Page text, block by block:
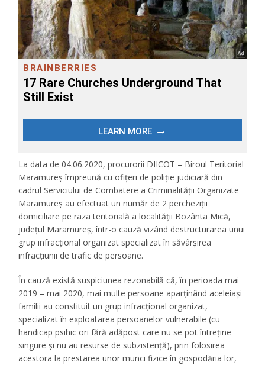
La data de 04.06.2020, procurorii DIICOT – Biroul Teritorial
Maramureş împreună cu ofițeri de poliţie judiciară din
cadrul Serviciului de Combatere a Criminalităţii Organizate
Maramureş au efectuat un număr de 2 percheziţii
domiciliare pe raza teritorială a localității Bozânta Mică,
județul Maramureș, într-o cauză vizând destructurarea unui
grup infracţional organizat specializat în săvârşirea
infracţiunii de trafic de persoane.
În cauză există suspiciunea rezonabilă că, în perioada mai
2019 – mai 2020, mai multe persoane aparţinând aceleiaşi
familii au constituit un grup infracţional organizat,
specializat în exploatarea persoanelor vulnerabile (cu
handicap psihic ori fără adăpost care nu se pot întreţine
singure şi nu au resurse de subzistenţă), prin folosirea
acestora la prestarea unor munci fizice în gospodăria lor,